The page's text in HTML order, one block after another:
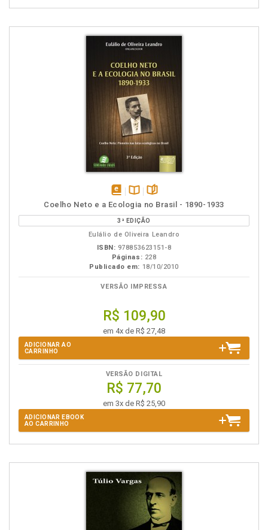
disponível
em
eBook
Disponível
na
B.V.
páginas
Coelho Neto e a Ecologia no Brasil - 1890-1933
3ª EDIÇÃO
Eulálio de Oliveira Leandro
ISBN: 978853623151-8
Páginas: 228
Publicado em: 18/10/2010
VERSÃO IMPRESSA
R$ 109,90
em 4x de R$ 27,48
ADICIONAR AO
CARRINHO
VERSÃO DIGITAL
R$ 77,70
em 3x de R$ 25,90
ADICIONAR EBOOK
AO CARRINHO